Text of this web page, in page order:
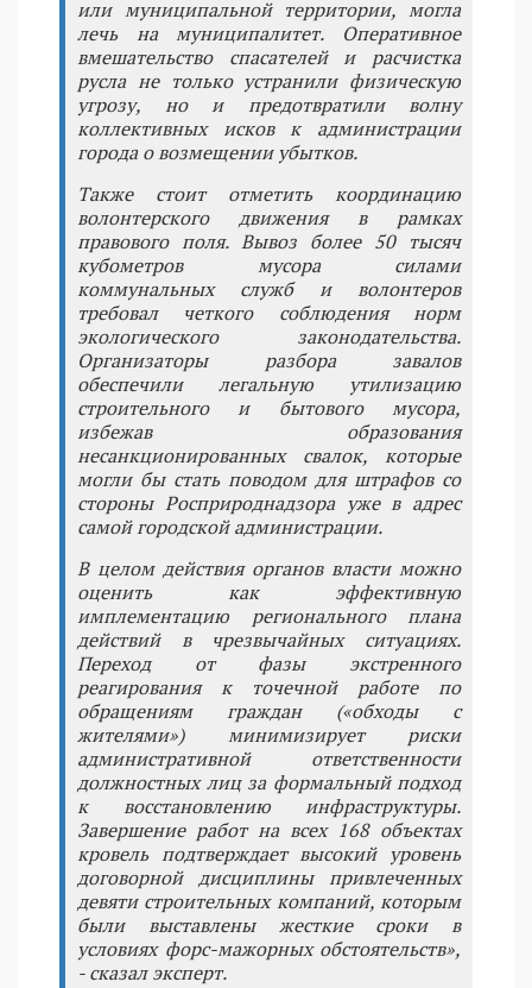
или муниципальной территории, могла
лечь на муниципалитет. Оперативное
вмешательство спасателей и расчистка
русла не только устранили физическую
угрозу, но и предотвратили волну
коллективных исков к администрации
города о возмещении убытков.
Также стоит отметить координацию
волонтерского движения в рамках
правового поля. Вывоз более 50 тысяч
кубометров мусора силами
коммунальных служб и волонтеров
требовал четкого соблюдения норм
экологического законодательства.
Организаторы разбора завалов
обеспечили легальную утилизацию
строительного и бытового мусора,
избежав образования
несанкционированных свалок, которые
могли бы стать поводом для штрафов со
стороны Росприроднадзора уже в адрес
самой городской администрации.
В целом действия органов власти можно
оценить как эффективную
имплементацию регионального плана
действий в чрезвычайных ситуациях.
Переход от фазы экстренного
реагирования к точечной работе по
обращениям граждан («обходы с
жителями») минимизирует риски
административной ответственности
должностных лиц за формальный подход
к восстановлению инфраструктуры.
Завершение работ на всех 168 объектах
кровель подтверждает высокий уровень
договорной дисциплины привлеченных
девяти строительных компаний, которым
были выставлены жесткие сроки в
условиях форс-мажорных обстоятельств»,
- сказал эксперт.